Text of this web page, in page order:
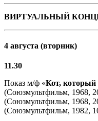
ВИРТУАЛЬНЫЙ
4 августа (вторник)
11.30
Показ м/ф «Кот, который
(Союзмультфильм, 1968,
(Союзмультфильм, 1968,
(Союзмультфильм, 1982,